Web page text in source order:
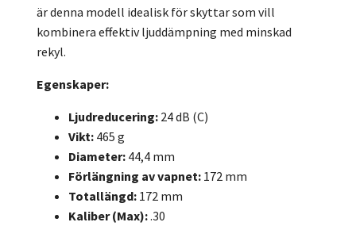
är denna modell idealisk för skyttar som vill
kombinera effektiv ljuddämpning med minskad
rekyl.
Egenskaper:
Ljudreducering: 24 dB (C)
Vikt: 465 g
Diameter: 44,4 mm
Förlängning av vapnet: 172 mm
Totallängd: 172 mm
Kaliber (Max):.30